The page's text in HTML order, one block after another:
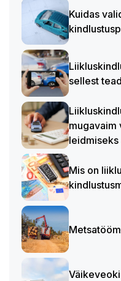
Kuidas
sellest
mugavaim
leidmiseks
Mis on